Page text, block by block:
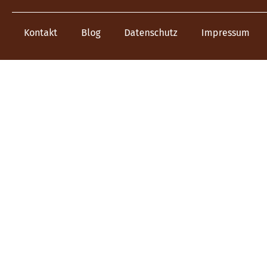
Kontakt Blog Datenschutz Impressum